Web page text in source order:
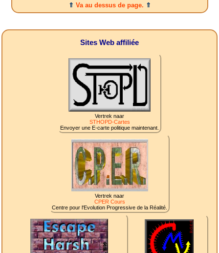
⇑ Va au dessus de page. ⇑
Sites Web affiliée
Vertrek naar
STHOPD-Cartes
Envoyer une E-carte politique maintenant.
Vertrek naar
CPER Cours
Centre pour l'Evolution Progressive de la Réalité.